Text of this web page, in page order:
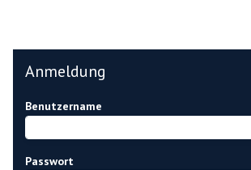
Anmeldung
Benutzername
Passwort